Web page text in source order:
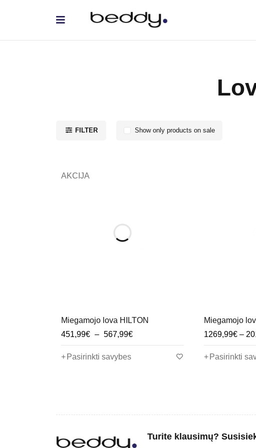
FILTER Show only products on sale
AKCIJA
Miegamojo lova HILTON
451,99€ – 567,99€
Pasirinkti savybes
Miegamojo
1269,99€ –
Pasirinkti
Turite klausimų?